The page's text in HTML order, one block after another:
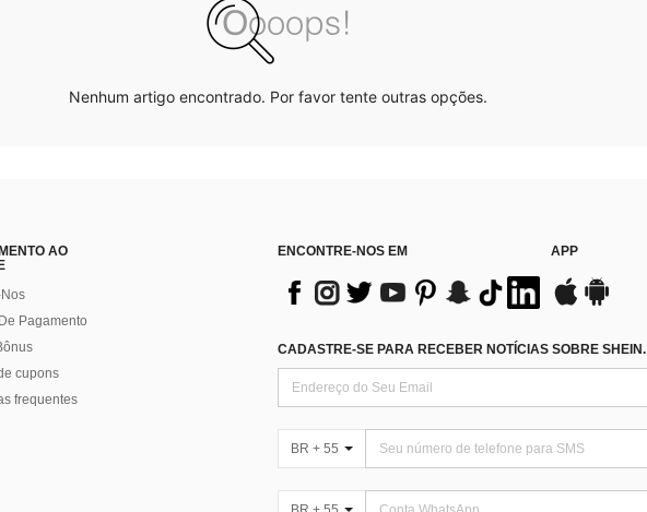
Nenhum artigo encontrado. Por favor tente outras opções.
AO
Pagamento
cupons
frequentes
ENCONTRE-NOS EM APP
CADASTRE-SE PARA RECEBER NOTÍCIAS SOBRE SHEIN.
BR + 55